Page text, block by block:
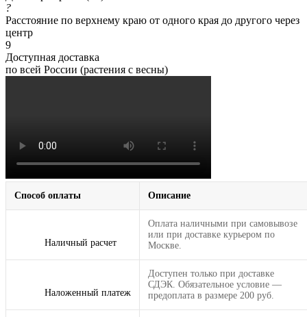
?
Расстояние по верхнему краю от одного края до другого через
центр
9
Доступная доставка
по всей России (растения с весны)
Способ оплаты Описание
Наличный расчет
Оплата наличными при самовывозе
или при доставке курьером по
Москве.
Наложенный платеж
Доступен только при доставке
СДЭК. Обязательное условие —
предоплата в размере 200 руб.